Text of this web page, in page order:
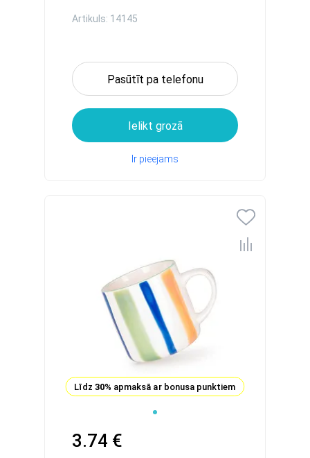
Artikuls: 14145
Pasūtīt pa telefonu
Ielikt grozā
Ir pieejams
Līdz 30% apmaksā ar bonusa punktiem
3.74 €